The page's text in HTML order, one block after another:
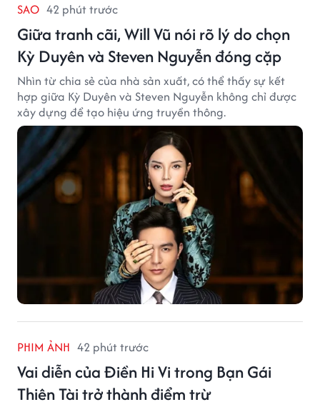
SAO 42 phút trước
Giữa tranh cãi, Will Vũ nói rõ lý do chọn
Kỳ Duyên và Steven Nguyễn đóng cặp
Nhìn từ chia sẻ của nhà sản xuất, có thể thấy sự kết
hợp giữa Kỳ Duyên và Steven Nguyễn không chỉ được
xây dựng để tạo hiệu ứng truyền thông.
PHIM ẢNH 42 phút trước
Vai diễn của Điền Hi Vi trong Bạn Gái
Thiên Tài trở thành điểm trừ